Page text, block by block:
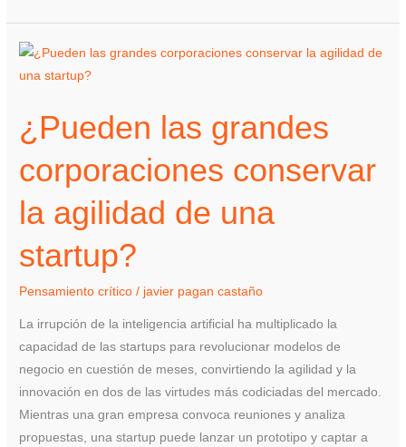
¿Pueden las grandes
corporaciones conservar
la agilidad de una
startup?
Pensamiento crítico / javier pagan castaño
La irrupción de la inteligencia artificial ha multiplicado la
capacidad de las startups para revolucionar modelos de
negocio en cuestión de meses, convirtiendo la agilidad y la
innovación en dos de las virtudes más codiciadas del mercado.
Mientras una gran empresa convoca reuniones y analiza
propuestas, una startup puede lanzar un prototipo y captar a
¿Pueden
las
corporaciones
conservar
la
de
startup?